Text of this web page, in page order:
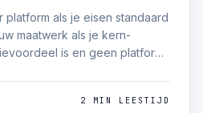
als je eisen standaard
maatwerk als je kern-
is en geen platform
bouwen.
2 MIN LEESTIJD